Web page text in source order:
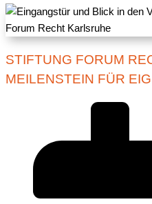
STIFTUNG FORUM
MEILENSTEIN FÜR